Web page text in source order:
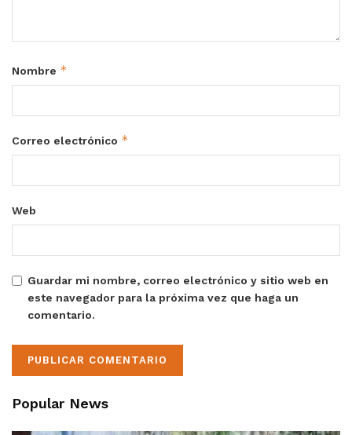
Nombre *
Correo electrónico *
Web
Guardar mi nombre, correo electrónico y sitio web en
este navegador para la próxima vez que haga un
comentario.
Popular News